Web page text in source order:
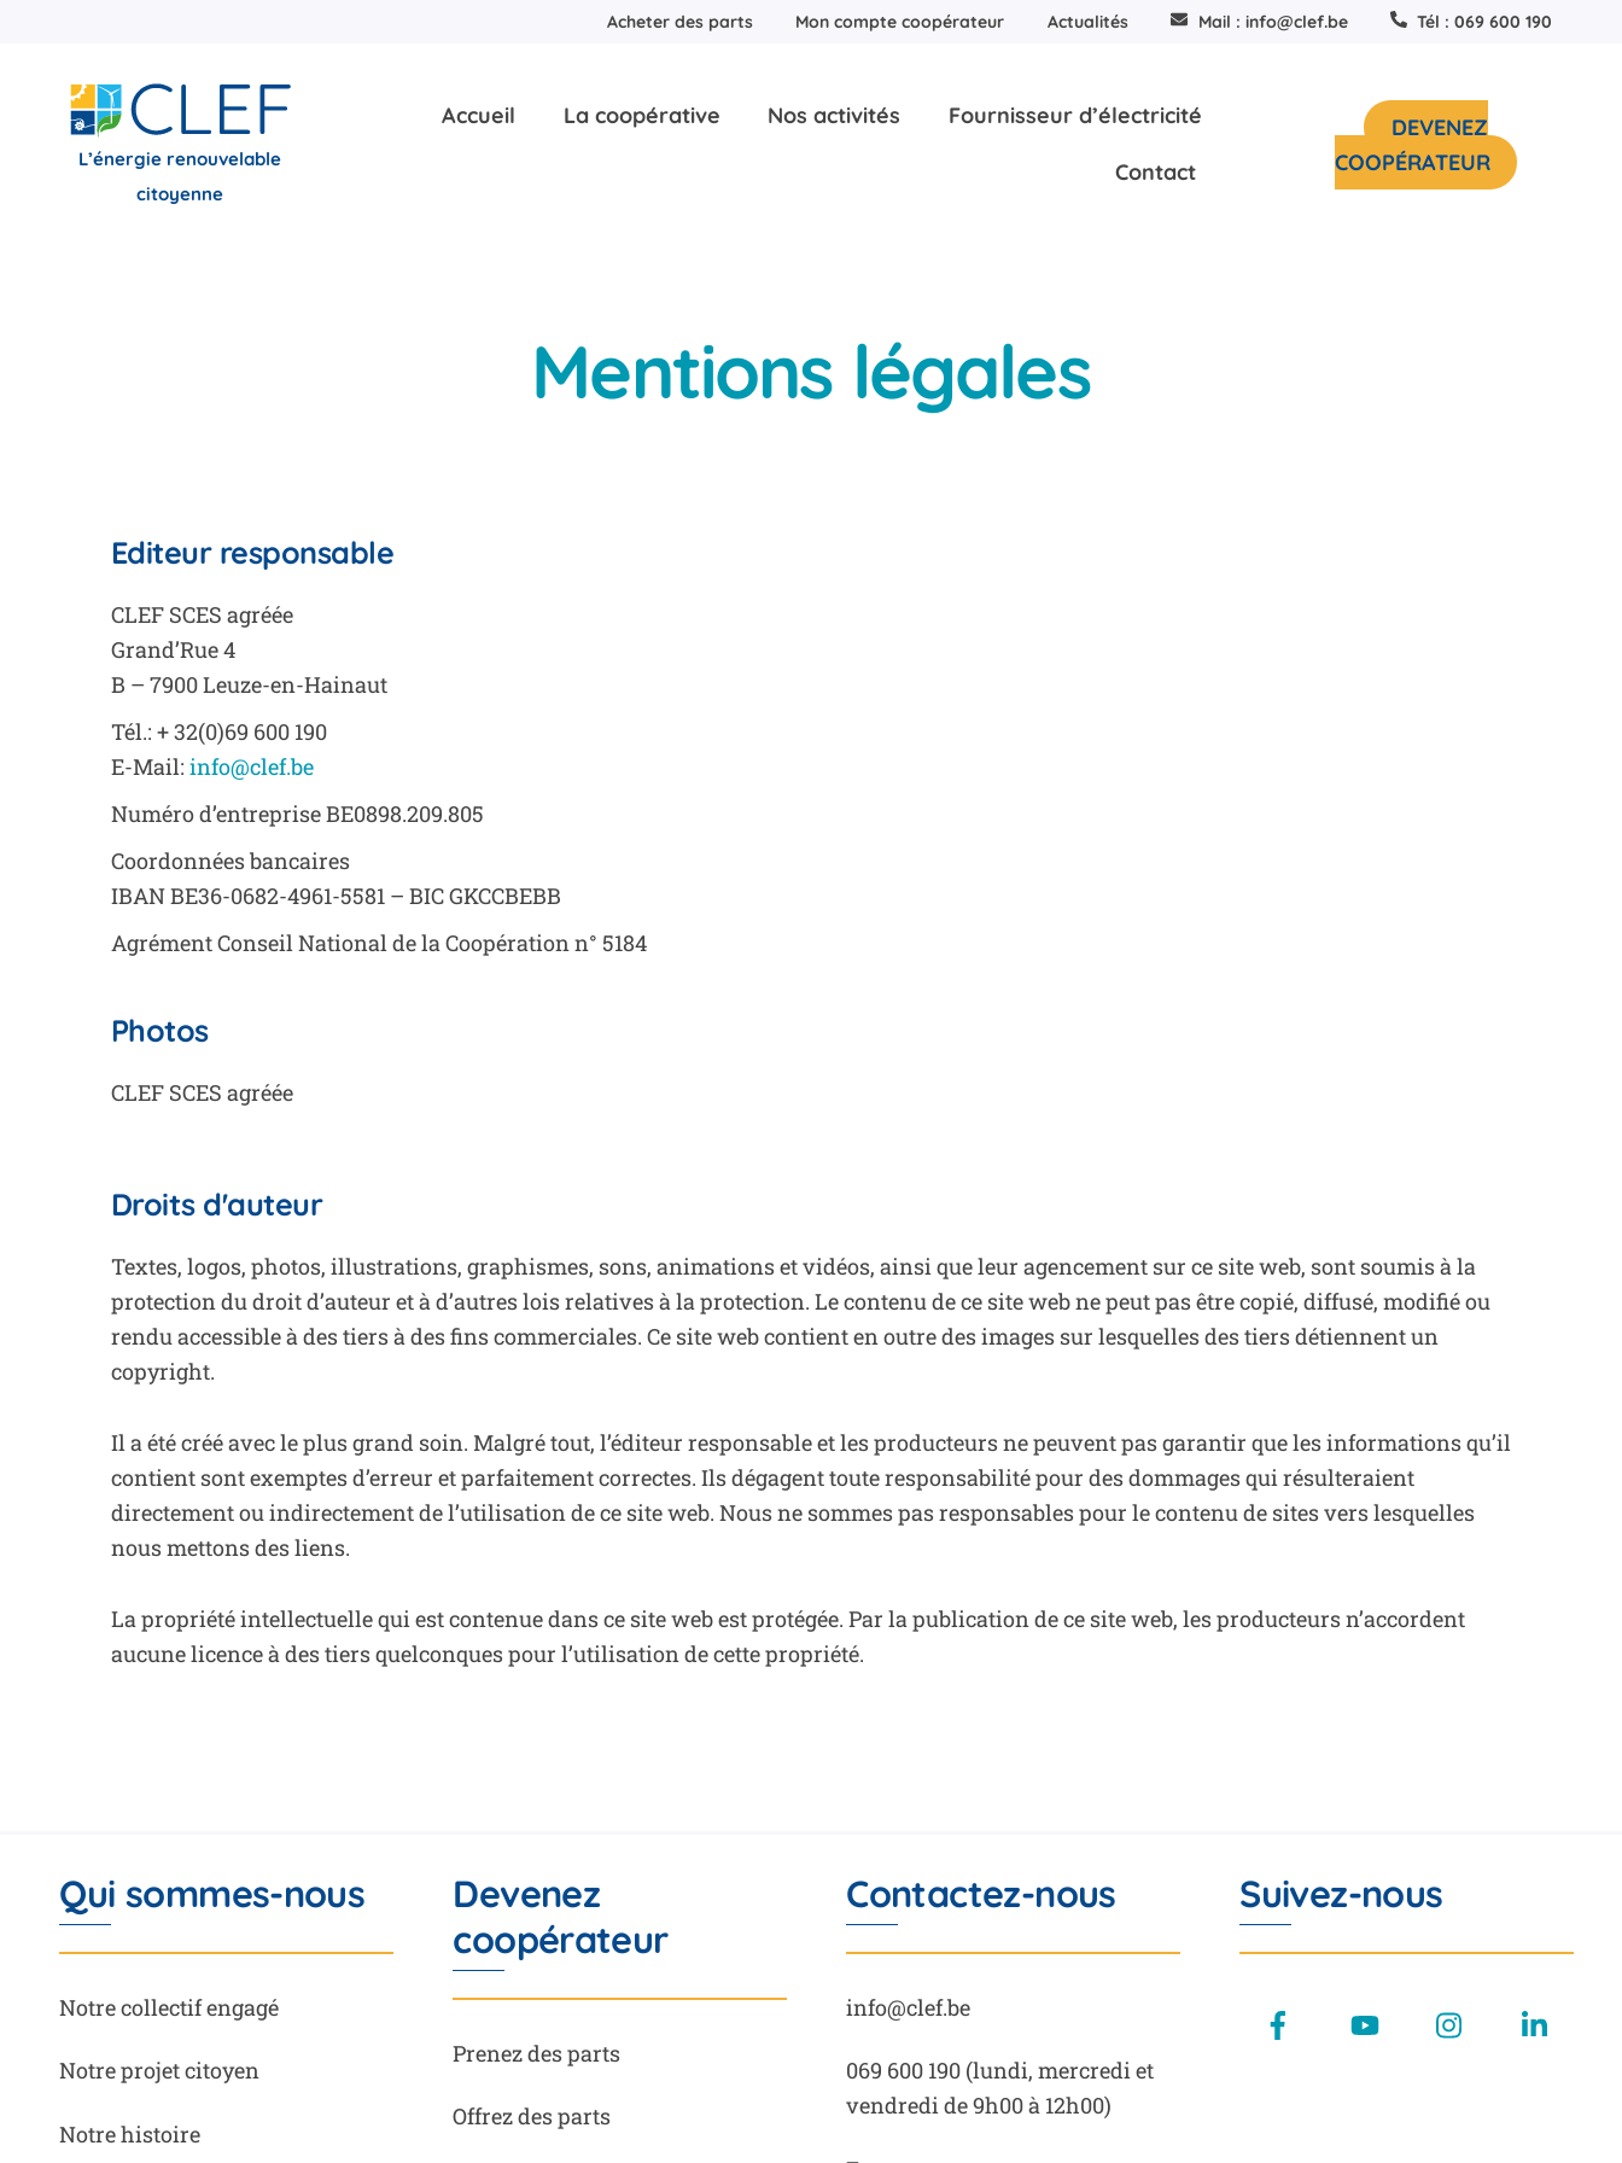
content
Acheter des parts Mon compte coopérateur Actualités Mail : info@clef.be Tél : 069 600 190
L’énergie renouvelable
citoyenne
Accueil La coopérative Nos activités Fournisseur d’électricité
Contact
DEVENEZ
COOPÉRATEUR
Mentions légales
Editeur responsable
CLEF SCES agréée
Grand’Rue 4
B – 7900 Leuze-en-Hainaut
Tél.: + 32(0)69 600 190
E-Mail: info@clef.be
Numéro d’entreprise BE0898.209.805
Coordonnées bancaires
IBAN BE36-0682-4961-5581 – BIC GKCCBEBB
Agrément Conseil National de la Coopération n° 5184
Photos
CLEF SCES agréée
Droits d'auteur
Textes, logos, photos, illustrations, graphismes, sons, animations et vidéos, ainsi que leur agencement sur ce site web, sont soumis à la
protection du droit d’auteur et à d’autres lois relatives à la protection. Le contenu de ce site web ne peut pas être copié, diffusé, modifié ou
rendu accessible à des tiers à des fins commerciales. Ce site web contient en outre des images sur lesquelles des tiers détiennent un
copyright.
Il a été créé avec le plus grand soin. Malgré tout, l’éditeur responsable et les producteurs ne peuvent pas garantir que les informations qu’il
contient sont exemptes d’erreur et parfaitement correctes. Ils dégagent toute responsabilité pour des dommages qui résulteraient
directement ou indirectement de l’utilisation de ce site web. Nous ne sommes pas responsables pour le contenu de sites vers lesquelles
nous mettons des liens.
La propriété intellectuelle qui est contenue dans ce site web est protégée. Par la publication de ce site web, les producteurs n’accordent
aucune licence à des tiers quelconques pour l’utilisation de cette propriété.
Qui sommes-nous
Notre collectif engagé
Notre projet citoyen
Notre histoire
Devenez
coopérateur
Prenez des parts
Offrez des parts
Contactez-nous
info@clef.be
069 600 190 (lundi, mercredi et
vendredi de 9h00 à 12h00)
Suivez-nous
FacebookYouTubeInstagramLinkedIn